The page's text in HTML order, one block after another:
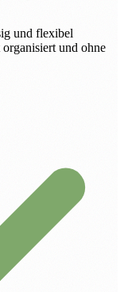
und flexibel
und ohne